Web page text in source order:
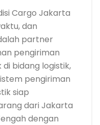
Cargo Jakarta
dan
partner
pengiriman
bidang logistik,
pengiriman
siap
dari Jakarta
dengan